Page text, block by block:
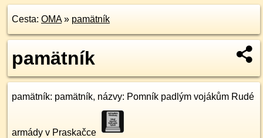
Cesta: OMA» pamätník
pamätník
pamätník: pamätník, názvy: Pomník padlým vojákům Rudé
armády v Praskačce